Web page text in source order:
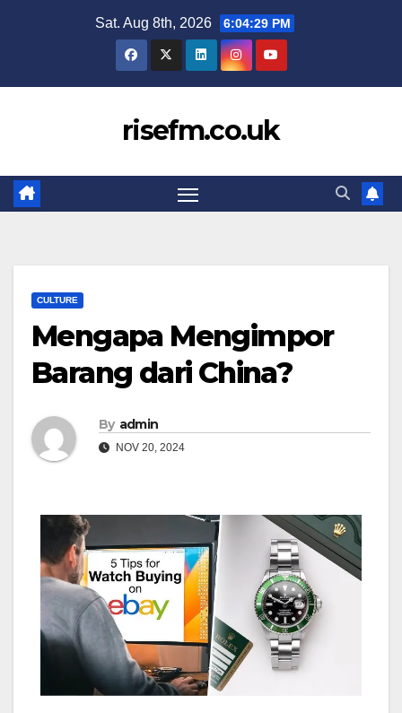
Sat. Aug 8th, 2026 6:04:29 PM
risefm.co.uk
CULTURE
Mengapa Mengimpor
Barang dari China?
By admin
NOV 20, 2024